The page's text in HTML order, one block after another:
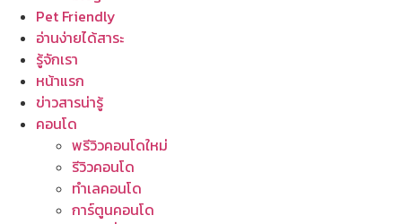
Pet Friendly
อ่านง่ายได้สาระ
รู้จักเรา
หน้าแรก
ข่าวสารน่ารู้
คอนโด
พรีวิวคอนโดใหม่
รีวิวคอนโด
ทำเลคอนโด
การ์ตูนคอนโด